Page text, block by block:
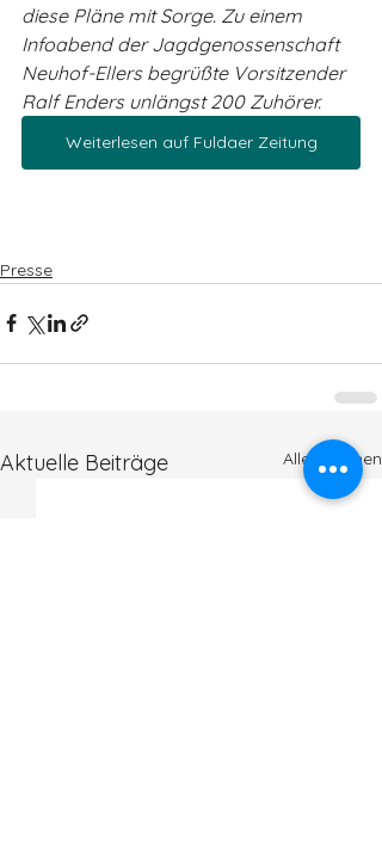
diese Pläne mit Sorge. Zu einem
Infoabend der Jagdgenossenschaft
Neuhof-Ellers begrüßte Vorsitzender
Ralf Enders unlängst 200 Zuhörer.
Weiterlesen auf Fuldaer Zeitung
Presse
Aktuelle Beiträge Alle ansehen